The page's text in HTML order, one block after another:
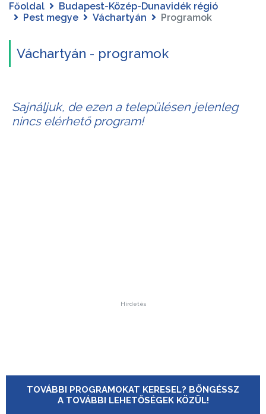
Főoldal
Budapest-Közép-Dunavidék régió
Pest megye
Váchartyán Programok
Váchartyán - programok
Sajnáljuk, de ezen a településen jelenleg
nincs elérhető program!
Hirdetés
TOVÁBBI PROGRAMOKAT KERESEL? BÖNGÉSSZ
A TOVÁBBI LEHETŐSÉGEK KÖZÜL!